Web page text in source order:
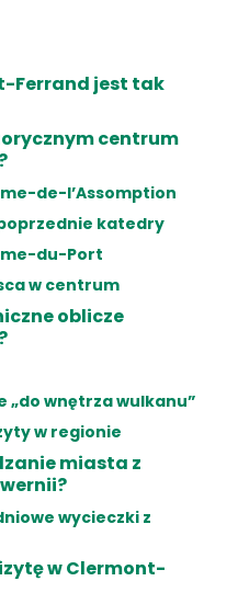
Ferrand jest tak
centrum
de-l’Assomption
katedry
du-Port
w centrum
oblicze
„do wnętrza wulkanu”
w regionie
miasta z
wycieczki z
w Clermont-